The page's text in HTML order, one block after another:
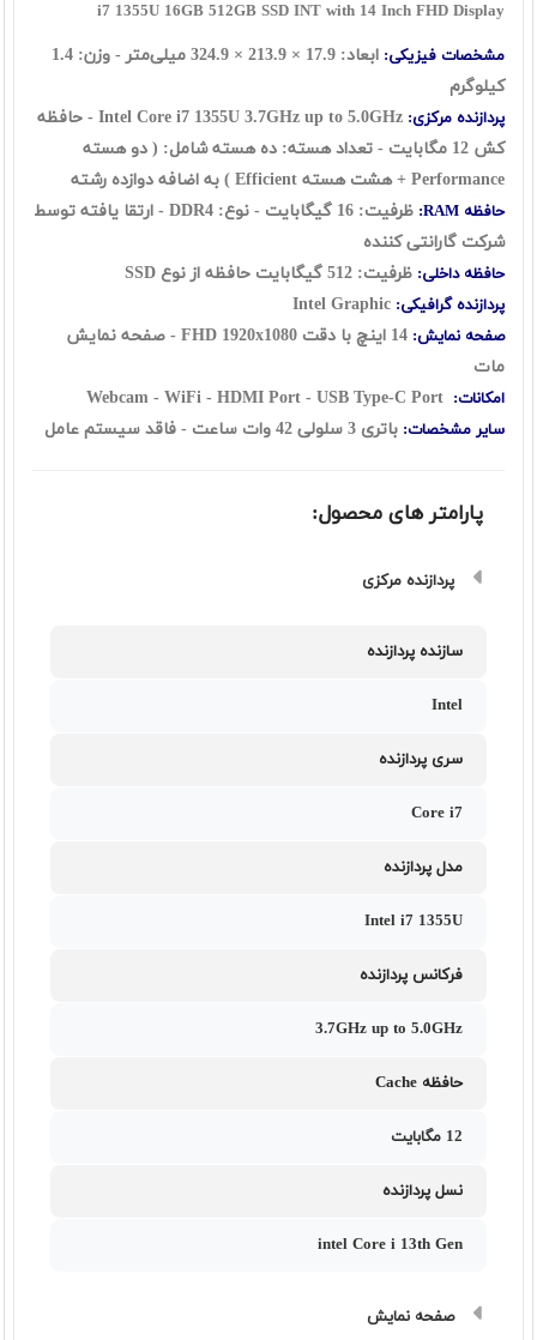
i7 1355U 16GB 512GB SSD INT with 14 Inch FHD Display
مشخصات فیزیکی: ابعاد: 17.9
×
213.9
×
324.9
میلی‌متر - وزن: 1.4
کیلوگرم
پردازنده مرکزی:
Intel Core i7 1355U 3.7GHz up to 5.0GHz - حافظه
کش 12 مگابایت - تعداد هسته: ده هسته شامل: ( دو هسته
Performance + هشت هسته Efficient ) به اضافه دوازده رشته
حافظه RAM: ظرفیت: 16 گيگابايت - نوع: DDR4
- ارتقا یافته توسط
شرکت گارانتی کننده
حافظه داخلی: ظرفیت: 512 گیگابایت حافظه از نوع SSD
پردازنده گرافیکی:
صفحه نمایش:
14 اينچ با دقت FHD 1920x1080 - صفحه نمایش
مات
امکانات:
سایر مشخصات: باتری 3 سلولی 42 وات ساعت - فاقد سیستم عامل
پارامتر های محصول:
پردازنده مرکزی
سازنده پردازنده
Intel
سری پردازنده
Core i7
مدل پردازنده
Intel i7 1355U
فرکانس پردازنده
3.7GHz up to 5.0GHz
حافظه Cache
12 مگابایت
نسل پردازنده
intel Core i 13th Gen
صفحه نمایش